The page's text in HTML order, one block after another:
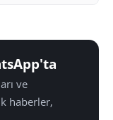
ve
haberler,